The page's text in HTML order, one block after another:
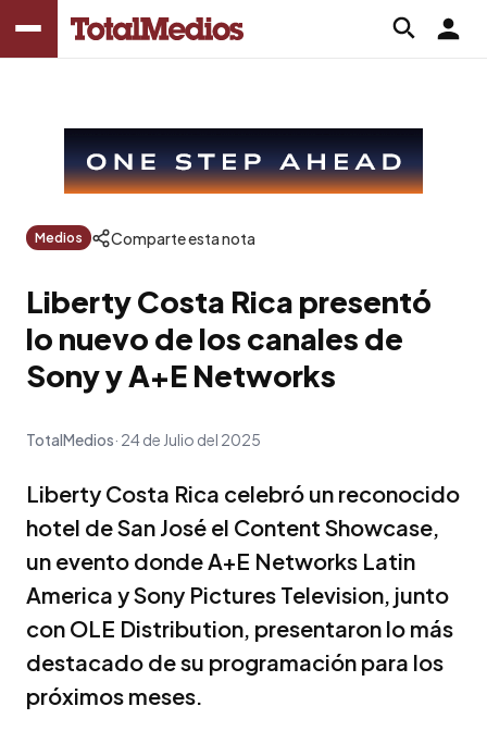
Medios Comparte esta nota
Liberty Costa Rica presentó
lo nuevo de los canales de
Sony y A+E Networks
TotalMedios 24 de Julio del 2025
Liberty Costa Rica celebró un reconocido
hotel de San José el Content Showcase,
un evento donde A+E Networks Latin
America y Sony Pictures Television, junto
con OLE Distribution, presentaron lo más
destacado de su programación para los
próximos meses.